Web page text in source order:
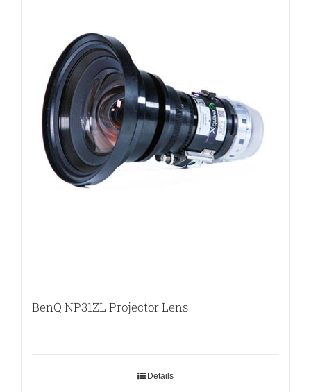
BenQ NP31ZL Projector Lens
Details